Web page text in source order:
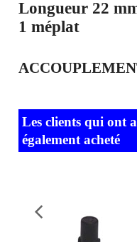
Longueur 22
1 méplat
Les clients qui ont
également acheté